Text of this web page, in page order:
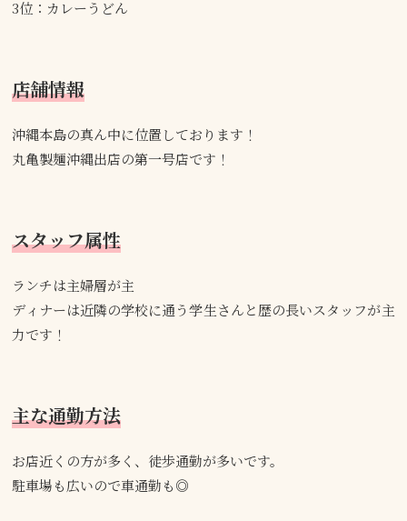
3位：カレーうどん
店舗情報
沖縄本島の真ん中に位置しております！
丸亀製麺沖縄出店の第一号店です！
スタッフ属性
ランチは主婦層が主
ディナーは近隣の学校に通う学生さんと歴の長いスタッフが主
力です！
主な通勤方法
お店近くの方が多く、徒歩通勤が多いです。
駐車場も広いので車通勤も◎